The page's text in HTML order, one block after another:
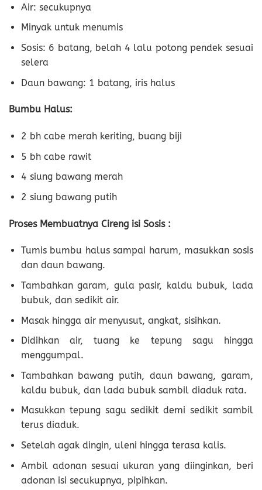
Air: secukupnya
Minyak untuk menumis
Sosis: 6 batang, belah 4 lalu potong pendek sesuai
selera
Daun bawang: 1 batang, iris halus
Bumbu Halus:
2 bh cabe merah keriting, buang biji
5 bh cabe rawit
4 siung bawang merah
2 siung bawang putih
Proses Membuatnya Cireng isi Sosis :
Tumis bumbu halus sampai harum, masukkan sosis
dan daun bawang.
Tambahkan garam, gula pasir, kaldu bubuk, lada
bubuk, dan sedikit air.
Masak hingga air menyusut, angkat, sisihkan.
Didihkan air, tuang ke tepung sagu hingga
menggumpal.
Tambahkan bawang putih, daun bawang, garam,
kaldu bubuk, dan lada bubuk sambil diaduk rata.
Masukkan tepung sagu sedikit demi sedikit sambil
terus diaduk.
Setelah agak dingin, uleni hingga terasa kalis.
Ambil adonan sesuai ukuran yang diinginkan, beri
adonan isi secukupnya, pipihkan.